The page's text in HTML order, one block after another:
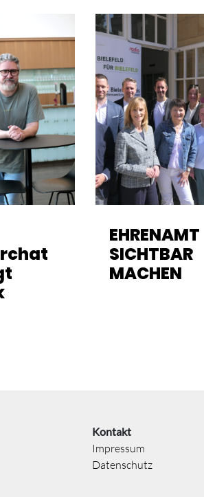
EHRENAMT
SICHTBAR
MACHEN
Kontakt
Impressum
Datenschutz